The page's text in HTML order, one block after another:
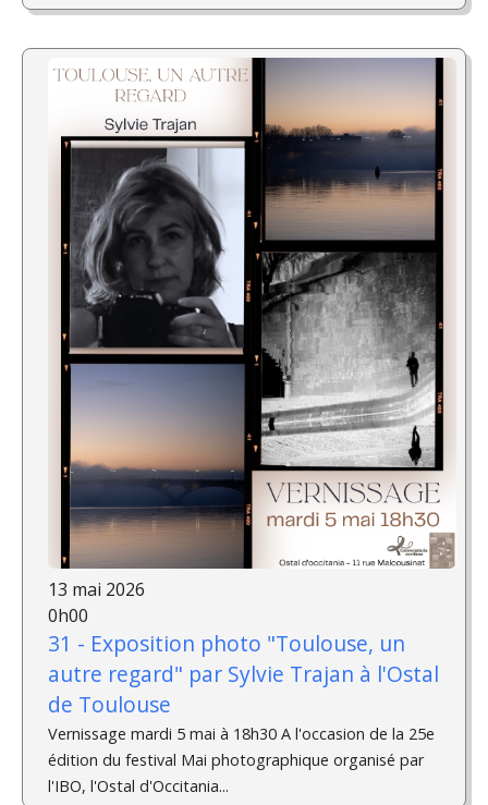
13 mai 2026
0h00
31 - Exposition photo "Toulouse, un
autre regard" par Sylvie Trajan à l'Ostal
de Toulouse
Vernissage mardi 5 mai à 18h30 A l'occasion de la 25e
édition du festival Mai photographique organisé par
l'IBO, l'Ostal d'Occitania...